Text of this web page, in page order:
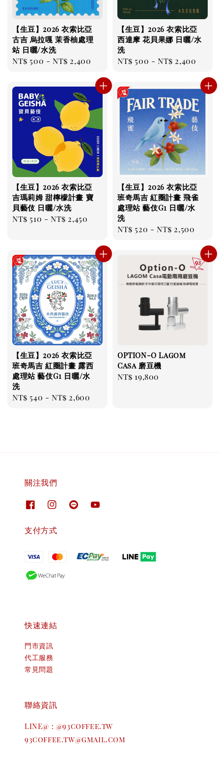
【生豆】2026 衣索比亞
古吉 烏拉嘎 茉香柚處理
站 日曬/水洗
Regular
NT$ 500 -NT$ 2,400
【生豆】2026 衣索比亞
西達摩 花貝果娜 日曬/水
洗
Regular
NT$ 500 -NT$ 2,400
【生豆】2026 衣索比亞
吉瑪莉姆 甜檸檬計畫 寶
貝藝伎 日曬/水洗
Regular
NT$ 510 -NT$ 2,450
【生豆】2026 衣索比亞
班奇馬吉 紅圈計畫 飛雀
處理站 藝伎G1 日曬/水
洗
Regular
NT$ 520 -NT$ 2,500
【生豆】2026 衣索比亞
班奇馬吉 紅圈計畫 露西
處理站 藝伎G1 日曬/水
洗
Regular
NT$ 540 -NT$ 2,600
OPTION-O Lagom
Casa 磨豆機
Regular
NT$ 19,800
關注我們
支付方式
快速連結
門市資訊
代工服務
常見問題
聯絡資訊
LINE@ : @93coffee.tw
93coffee.tw@gmail.com